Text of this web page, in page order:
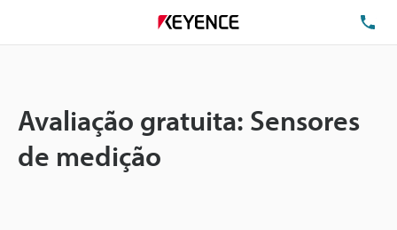
Avaliação gratuita: Sensores
de medição